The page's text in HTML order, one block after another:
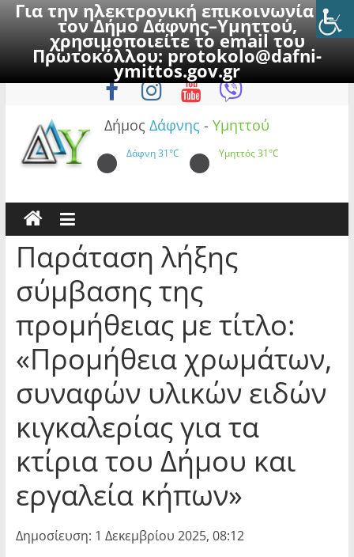
Για την ηλεκτρονική επικοινωνία με
τον Δήμο Δάφνης–Υμηττού,
χρησιμοποιείτε το email του
Πρωτοκόλλου:protokolo@dafni-
ymittos.gov.gr
to
Σάββατο, 8 Αυγούστου 2026
Δήμος Δάφνης - Υμηττού
Δάφνη31°C Υμηττός31°C
Παράταση λήξης
σύμβασης της
προμήθειας με τίτλο:
«Προμήθεια χρωμάτων,
συναφών υλικών ειδών
κιγκαλερίας για τα
κτίρια του Δήμου και
εργαλεία κήπων»
Δημοσίευση: 1 Δεκεμβρίου 2025, 08:12